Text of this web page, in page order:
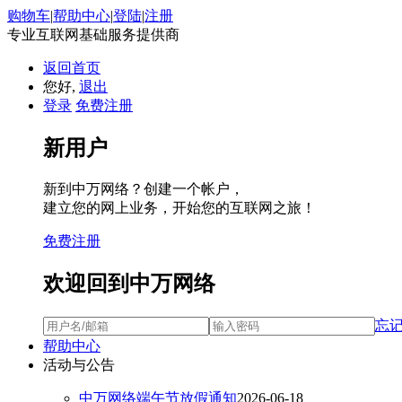
购物车|帮助中心|登陆|注册
专业互联网基础服务提供商
返回首页
您好, 退出
登录 免费注册
新用户
新到中万网络？创建一个帐户，
建立您的网上业务，开始您的互联网之旅！
免费注册
欢迎回到中万网络
忘
帮助中心
活动与公告
中万网络端午节放假通知2026-06-18